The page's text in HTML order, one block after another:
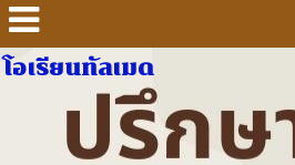
โอเรียนทัลเมด